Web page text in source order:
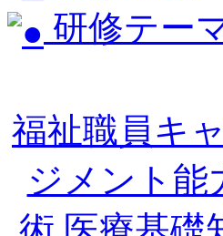
研修テー
福祉職員キ
ジメント能